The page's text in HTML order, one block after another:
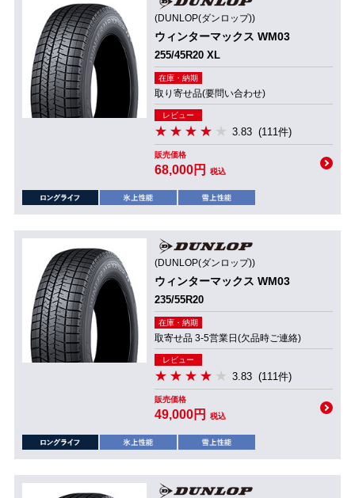
(DUNLOP(ダンロップ))
ウィンターマックス WM03
255/45R20 XL
在庫・納期
取り寄せ品(要問い合わせ)
レビュー
3.83 (111件)
販売価格
68,000円 税込
(DUNLOP(ダンロップ))
ウィンターマックス WM03
235/55R20
在庫・納期
取寄せ品 3-5営業日(欠品時ご連絡)
レビュー
3.83 (111件)
販売価格
49,000円 税込